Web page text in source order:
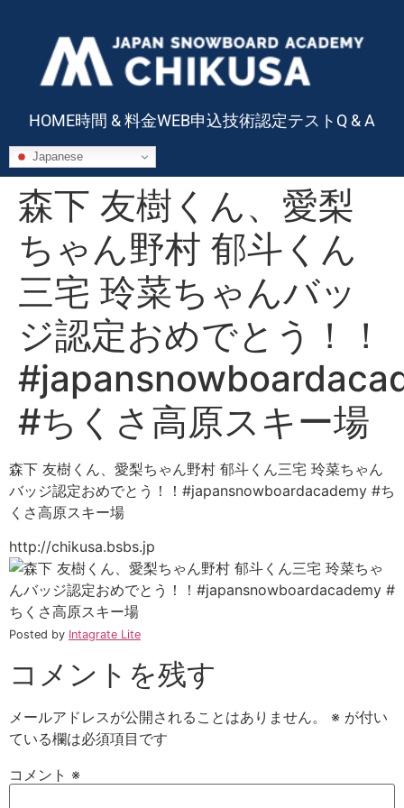
HOME時間 & 料金WEB申込技術認定テスト Q & A
Japanese
森下 友樹くん、愛梨
ちゃん野村 郁斗くん
三宅 玲菜ちゃんバッ
ジ認定おめでとう！！
#ちくさ高原スキー場
森下 友樹くん、愛梨ちゃん野村 郁斗くん三宅 玲菜ちゃん
バッジ認定おめでとう！！#japansnowboardacademy #ち
くさ高原スキー場
http://chikusa.bsbs.jp
Posted by Intagrate Lite
コメントを残す
メールアドレスが公開されることはありません。 ※ が付い
ている欄は必須項目です
コメント ※